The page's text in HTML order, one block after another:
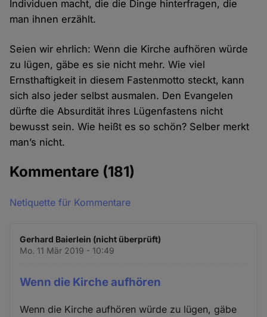
Individuen macht, die die Dinge hinterfragen, die
man ihnen erzählt.
Seien wir ehrlich: Wenn die Kirche aufhören würde
zu lügen, gäbe es sie nicht mehr. Wie viel
Ernsthaftigkeit in diesem Fastenmotto steckt, kann
sich also jeder selbst ausmalen. Den Evangelen
dürfte die Absurdität ihres Lügenfastens nicht
bewusst sein. Wie heißt es so schön? Selber merkt
man’s nicht.
Kommentare (181)
Netiquette für Kommentare
Gerhard Baierlein (nicht überprüft)
Mo. 11 Mär 2019 - 10:49
Wenn die Kirche aufhören
Wenn die Kirche aufhören würde zu lügen, gäbe